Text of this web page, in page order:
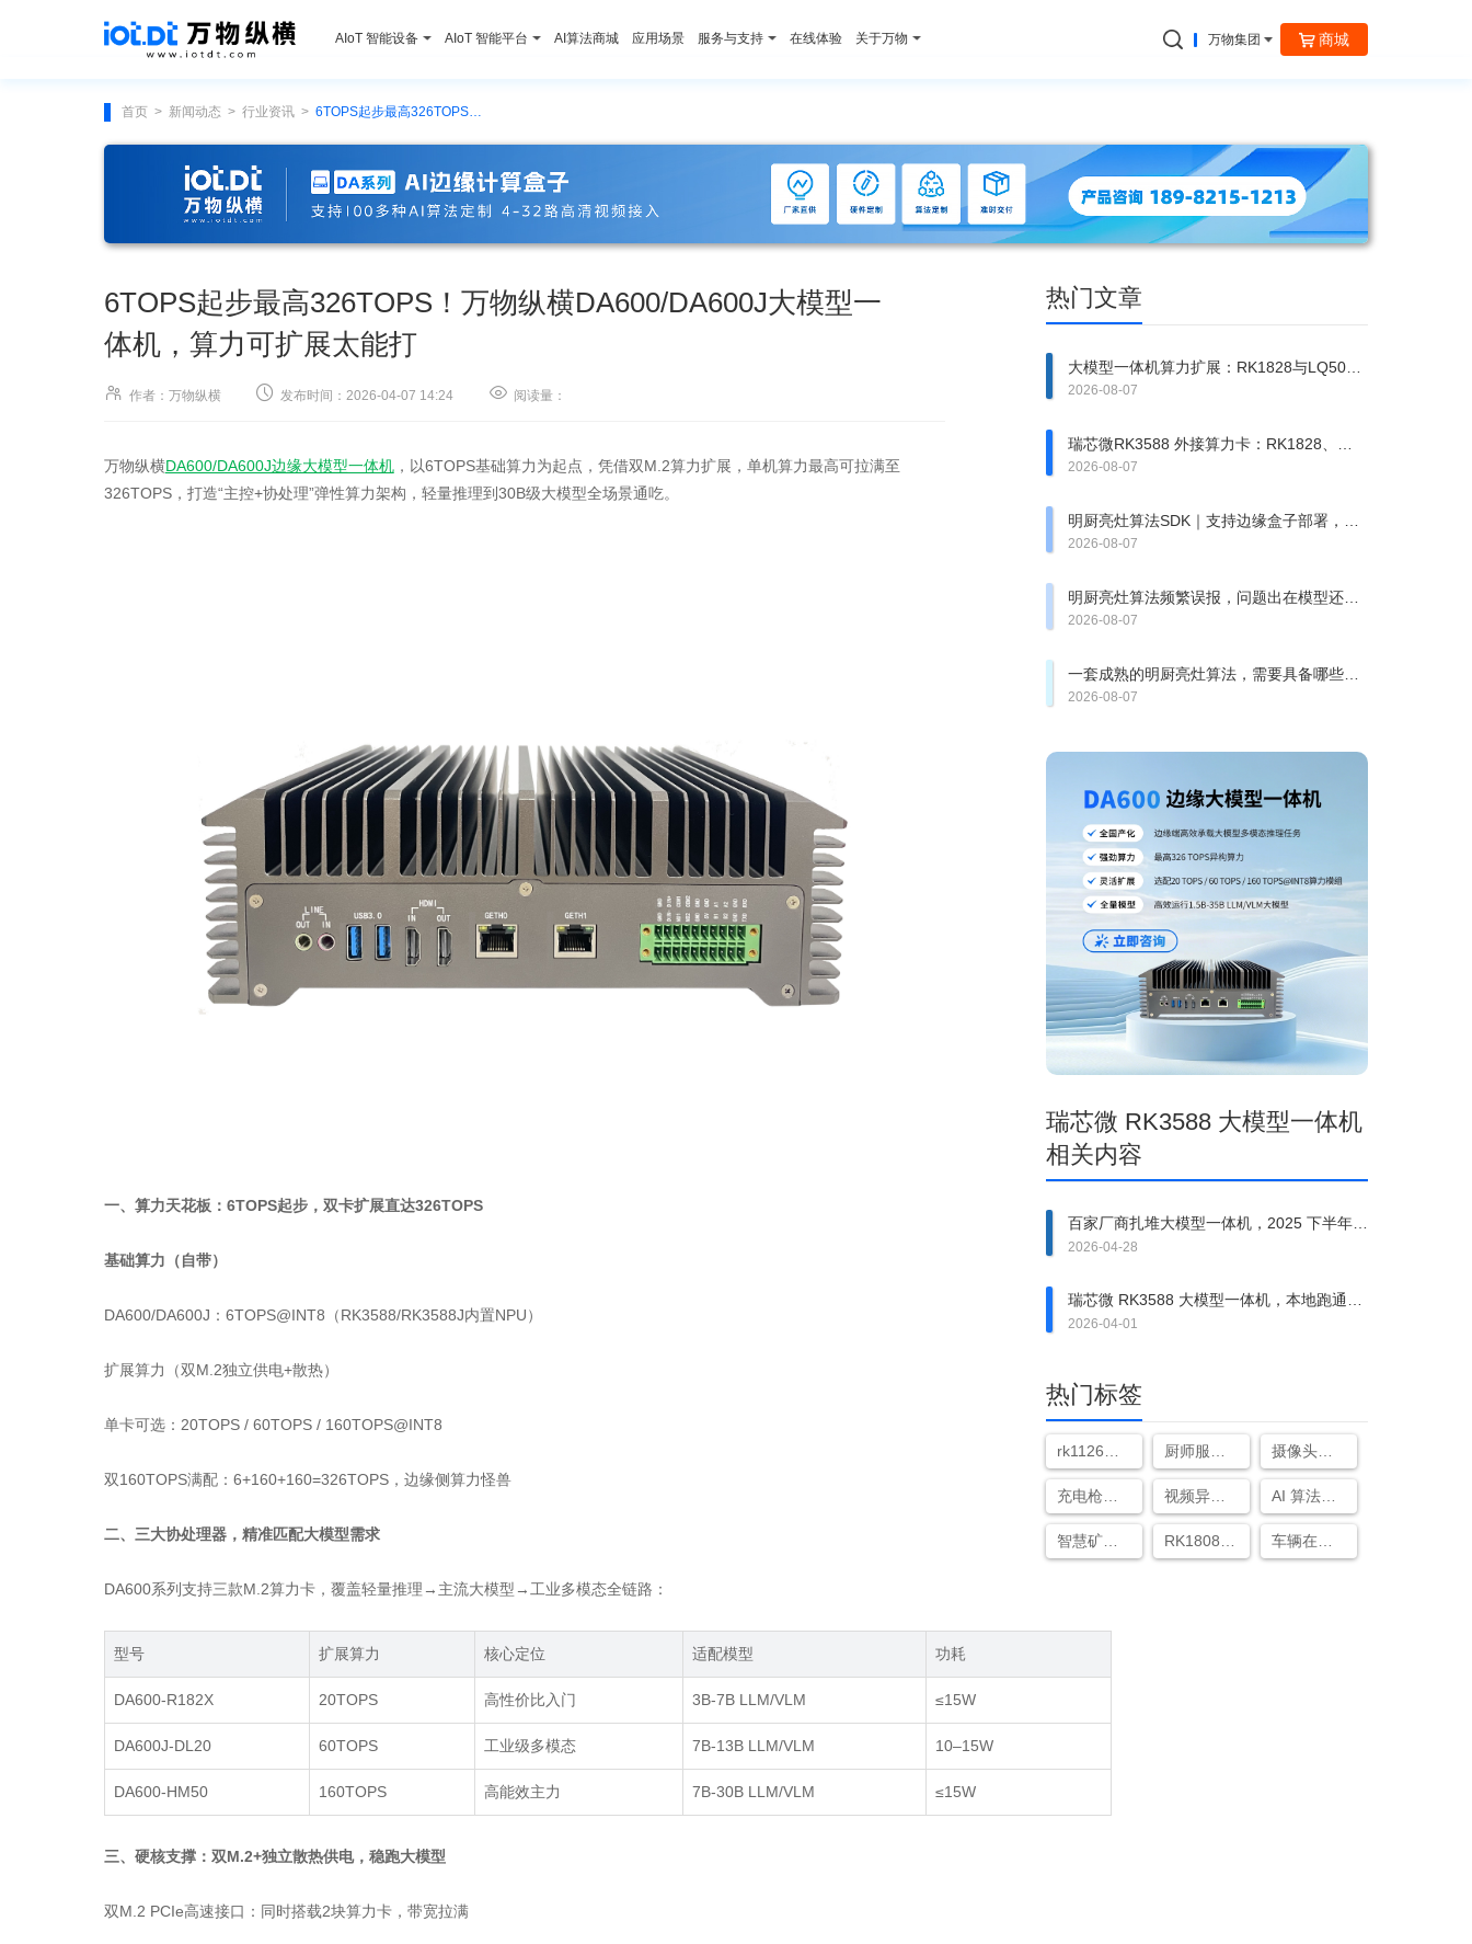
AIoT 智能设备 AIoT 智能平台 AI算法商城 应用场景 服务与支持 在线体验 关于万物 万物集团 商城
首页 > 新闻动态 > 行业资讯 > 6TOPS起步最高326TOPS！万物纵横DA600/DA600J大模型一体机，算力可扩展太能打
6TOPS起步最高326TOPS！万物纵横DA600/DA600J大模型一
体机，算力可扩展太能打
 作者：万物纵横  发布时间：2026-04-07 14:24  阅读量：
万物纵横DA600/DA600J边缘大模型一体机，以6TOPS基础算力为起点，凭借双M.2算力扩展，单机算力最高可拉满至
326TOPS，打造“主控+协处理”弹性算力架构，轻量推理到30B级大模型全场景通吃。
一、算力天花板：6TOPS起步，双卡扩展直达326TOPS
基础算力（自带）
DA600/DA600J：6TOPS@INT8（RK3588/RK3588J内置NPU）
扩展算力（双M.2独立供电+散热）
单卡可选：20TOPS / 60TOPS / 160TOPS@INT8
双160TOPS满配：6+160+160=326TOPS，边缘侧算力怪兽
二、三大协处理器，精准匹配大模型需求
DA600系列支持三款M.2算力卡，覆盖轻量推理→主流大模型→工业多模态全链路：
型号 扩展算力 核心定位 适配模型 功耗
DA600-R182X 20TOPS 高性价比入门 3B-7B LLM/VLM ≤15W
DA600J-DL20 60TOPS 工业级多模态 7B-13B LLM/VLM 10–15W
DA600-HM50 160TOPS 高能效主力 7B-30B LLM/VLM ≤15W
三、硬核支撑：双M.2+独立散热供电，稳跑大模型
双M.2 PCIe高速接口：同时搭载2块算力卡，带宽拉满
热门文章
大模型一体机算力扩展：RK1828与LQ50异
构方案拆解
2026-08-07
瑞芯微RK3588 外接算力卡：RK1828、
RK1820、LQ50 该上哪一张？
2026-08-07
明厨亮灶算法SDK｜支持边缘盒子部署，快
速完成智慧食安改造
2026-08-07
明厨亮灶算法频繁误报，问题出在模型还是
厨房复杂环境？
2026-08-07
一套成熟的明厨亮灶算法，需要具备哪些检
测能力？
2026-08-07
瑞芯微 RK3588 大模型一体机
相关内容
百家厂商扎堆大模型一体机，2025 下半年会
洗牌吗？
2026-04-28
瑞芯微 RK3588 大模型一体机，本地跑通
7B-30B 大模型
2026-04-01
热门标签